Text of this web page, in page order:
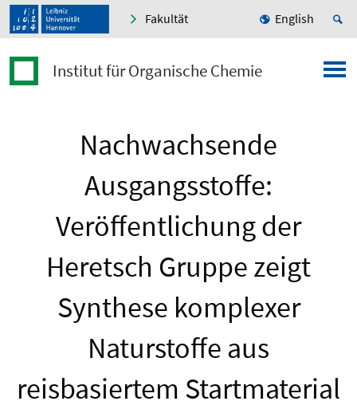
Fakultät English
Institut für Organische Chemie
Nachwachsende
Ausgangsstoffe:
Veröffentlichung der
Heretsch Gruppe zeigt
Synthese komplexer
Naturstoffe aus
reisbasiertem Startmaterial